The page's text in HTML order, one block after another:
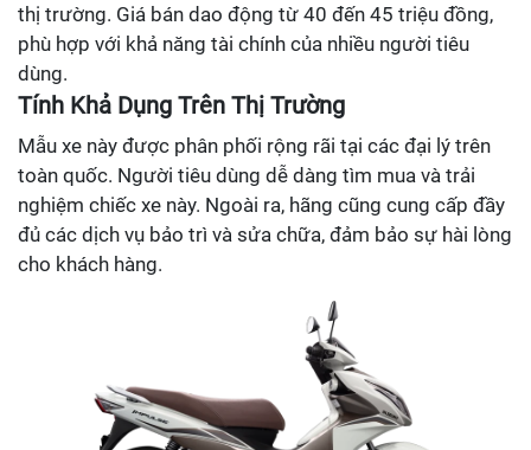
thị trường. Giá bán dao động từ 40 đến 45 triệu đồng,
phù hợp với khả năng tài chính của nhiều người tiêu
dùng.
Tính Khả Dụng Trên Thị Trường
Mẫu xe này được phân phối rộng rãi tại các đại lý trên
toàn quốc. Người tiêu dùng dễ dàng tìm mua và trải
nghiệm chiếc xe này. Ngoài ra, hãng cũng cung cấp đầy
đủ các dịch vụ bảo trì và sửa chữa, đảm bảo sự hài lòng
cho khách hàng.